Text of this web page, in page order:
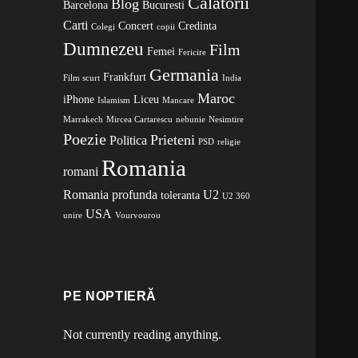
Barcelona Blog Bucuresti
Carti Colegi Concert copii Credinta
Dumnezeu Femei Fericire Film
Film scurt Frankfurt Germania India
iPhone Islamism Liceu Mancare Maroc
Marrakech Mircea Cartarescu nebunie Nesimtire
Poezie Politica Prieteni PSD religie
romani Romania
Romania profunda toleranta U2 U2 360
unire USA Vourvourou
PE NOPTIERĂ
Not currently reading anything.